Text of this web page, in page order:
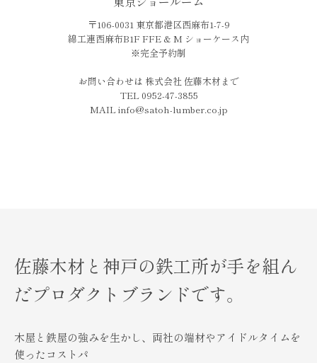
〒106-0031 東京都港区西麻布1-7-9
綿工連西麻布B1F FFE & M ショーケース内
※完全予約制
お問い合わせは 株式会社 佐藤木材まで
TEL 0952-47-3855
MAIL info@satoh-lumber.co.jp
佐藤木材と神戸の鉄工所が手を組ん
だプロダクトブランドです。
木屋と鉄屋の強みを生かし、両社の端材やアイドルタイムを
使ったコストパ